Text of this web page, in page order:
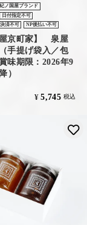
紀ノ国屋ブランド
日付指定不可
済不可
NP後払い不可
屋京町家】 泉屋
手提げ袋入／包
味期限：2026年9
）
¥ 5,745 税込